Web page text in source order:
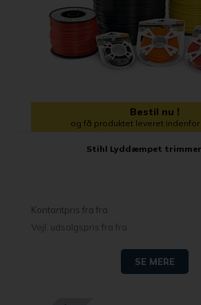
Bestil nu !
og få produktet leveret
Stihl Lyddæmpet
Kontantpris fra
Vejl. udsalgspris fra
SE MERE